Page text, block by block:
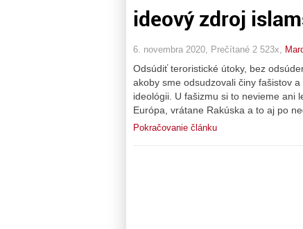
ideový zdroj
6. novembra 2020, Prečítané 2 523x,
Odsúdiť teroristické útoky, bez
akoby sme odsudzovali činy fašistov
ideológii. U fašizmu si to nevieme ani
Európa, vrátane Rakúska a to aj po
Pokračovanie článku